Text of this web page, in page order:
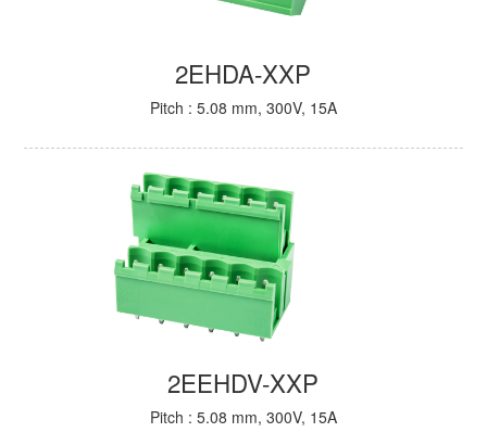
2EHDA-XXP
Pitch : 5.08 mm, 300V, 15A
2EEHDV-XXP
Pitch : 5.08 mm, 300V, 15A